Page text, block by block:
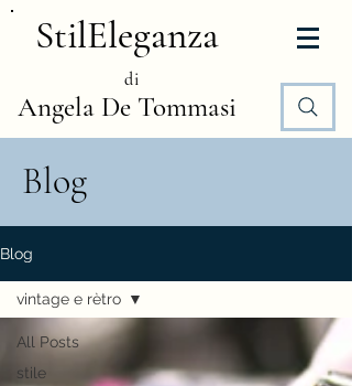
StilEleganza
di
Angela De Tommasi
Blog
Blog
All Posts
stile
vintage e rètro